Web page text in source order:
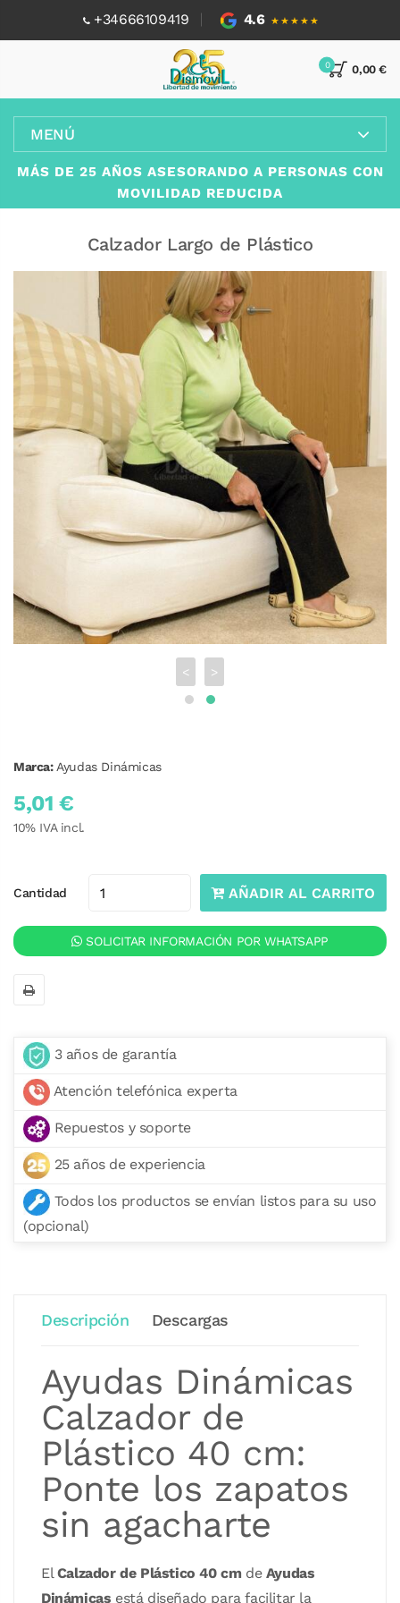
+34666109419 4.6 ★★★★★
0,00 €
0
MENÚ
MÁS DE 25 AÑOS ASESORANDO A PERSONAS CON
MOVILIDAD REDUCIDA
Calzador Largo de Plástico
< >
Marca: Ayudas Dinámicas
5,01 €
10% IVA incl.
Cantidad AÑADIR AL CARRITO
SOLICITAR INFORMACIÓN POR WHATSAPP
3 años de garantía
Atención telefónica experta
Repuestos y soporte
25 años de experiencia
Todos los productos se envían listos para su uso
(opcional)
Descripción Descargas
Ayudas Dinámicas
Calzador de
Plástico 40 cm:
Ponte los zapatos
sin agacharte
ElCalzador de Plástico 40 cm de Ayudas
Dinámicas está diseñado para facilitar la